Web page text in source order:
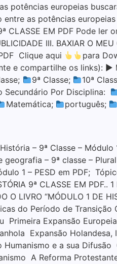
potências europeias
as potências
CLASSE EM PDF Pode
III. BAXIAR O MEU
Clique aqui
para
e compartilhe os links): ▶
9ª Classe; 10ª
Por Disciplina:
Matemática; português;
História – 9ª Classe –
– 9ª classe –
1 – PESD em PDF;
9ª CLASSE EM PDF..
O LIVRO “MÓDULO 1 DE
do Período de
Expansão
Expansão Holandesa,
e a sua
A Reforma